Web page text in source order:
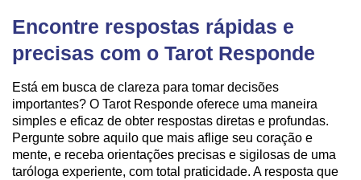
Encontre respostas rápidas e
precisas com o Tarot Responde
Está em busca de clareza para tomar decisões
importantes? O Tarot Responde oferece uma maneira
simples e eficaz de obter respostas diretas e profundas.
Pergunte sobre aquilo que mais aflige seu coração e
mente, e receba orientações precisas e sigilosas de uma
taróloga experiente, com total praticidade. A resposta que